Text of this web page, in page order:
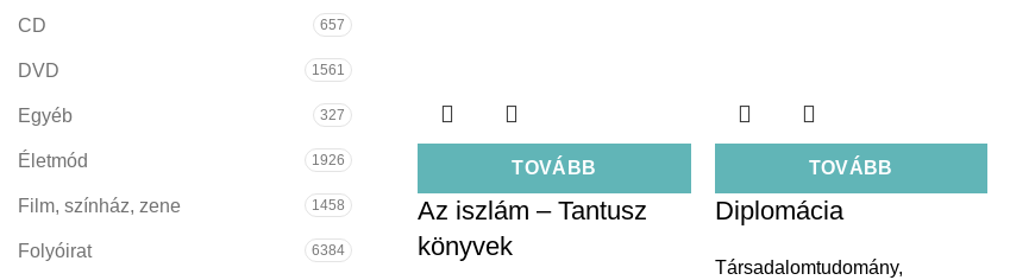
CD 657
DVD 1561
Egyéb 327
Életmód 1926
Film, színház, zene 1458
Folyóirat 6384
TOVÁBB
Az iszlám – Tantusz
könyvek
TOVÁBB
Diplomácia
Társadalomtudomány,